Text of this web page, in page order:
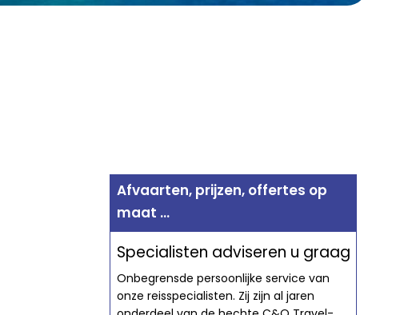
Afvaarten, prijzen, offertes op
maat ...
Specialisten adviseren u graag
Onbegrensde persoonlijke service van
onze reisspecialisten. Zij zijn al jaren